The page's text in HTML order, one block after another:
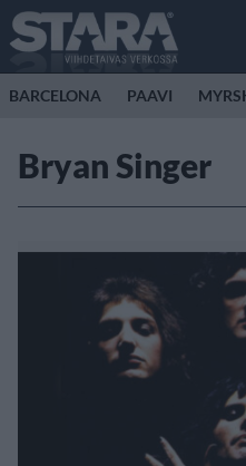
BARCELONA PAAVI
Bryan Singer